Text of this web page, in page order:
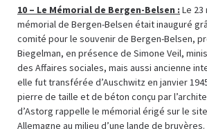
10 – Le Mémorial de Bergen-Belsen : Le 23
mémorial de Bergen-Belsen était inauguré
comité pour le souvenir de Bergen-Belsen,
Biegelman, en présence de Simone Veil,
des Affaires sociales, mais aussi ancienne
elle fut transférée d’Auschwitz en janvier
pierre de taille et de béton conçu par
d’Astorg rappelle le mémorial érigé sur le
Allemagne au milieu d’une lande de bruyères.